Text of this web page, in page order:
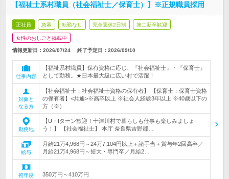
【福祉士系村職員（社会福祉士／保育士）】※正規職員採用
正社員 急募 転勤なし 完全週休2日制 第二新卒歓迎
女性のおしごと掲載中
情報更新日：2026/07/24 終了予定日： 2026/09/10
仕事内容
【福祉系村職員】保有資格に応じ、『社会福祉士』・『保育士』
として勤務。★日本最大級に広い村で活躍！
対象と
なる方
【社会福祉士：社会福祉士資格の保有者】 【保育士：保育士資格
の保有者】<共通>※高卒以上 ※社会人経験3年以上 ※40歳以下の
方（※）
勤務地
【U・Iターン歓迎！十津川村で暮らしも仕事も楽しみましょ
う！】 【社会福祉士】 本庁 奈良県吉野郡…
給与
月給21万4,968円～24万7,104円以上＋諸手当＋賞与年2回高卒／
月給21万4,968円～短大・専門卒／月給2…
初年度
350万円～410万円